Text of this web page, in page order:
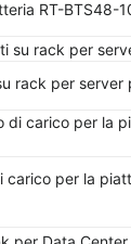
RT-BTS48-
rack per server
carico per la